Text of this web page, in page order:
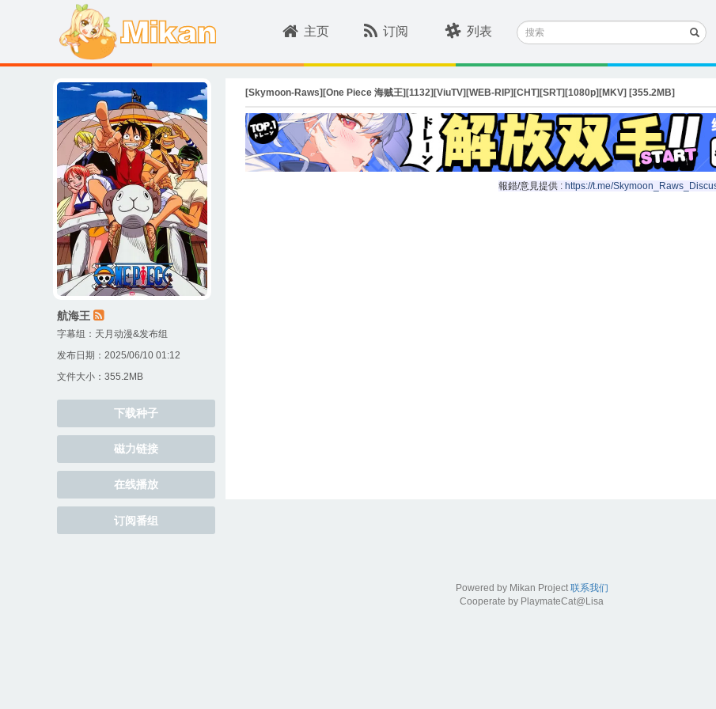
主页 订阅 列表
搜
索
航海王
字幕组： 天月动漫&发布组
发布日期：2025/06/10 01:12
文件大小：355.2MB
下载种子
磁力链接
在线播放
订阅番组
[Skymoon-Raws][One Piece 海贼王][1132][ViuTV][WEB-RIP][CHT][SRT][1080p][MKV] [355.2MB]
報錯/意見提供 : https://t.me/
Powered by Mikan Project联系我们
Cooperate by PlaymateCat@Lisa